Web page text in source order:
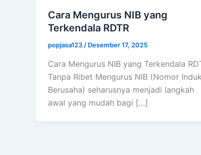
Cara Mengurus NIB yang
Terkendala RDTR
popjasa123 / Desember 17, 2025
Cara Mengurus NIB yang Terkendala
Tanpa Ribet Mengurus NIB (Nomor Induk
Berusaha) seharusnya menjadi langkah
awal yang mudah bagi […]